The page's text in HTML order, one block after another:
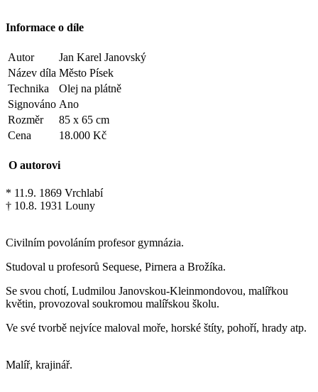
Informace o díle
Autor
Jan Karel Janovský
Název díla Město Písek
Technika
Olej na plátně
Signováno Ano
Rozměr
85 x 65 cm
Cena
18.000 Kč
O autorovi
* 11.9. 1869 Vrchlabí
† 10.8. 1931 Louny
Civilním povoláním profesor gymnázia.
Studoval u profesorů Sequese, Pirnera a Brožíka.
Se svou chotí, Ludmilou Janovskou-Kleinmondovou, malířkou
květin, provozoval soukromou malířskou školu.
Ve své tvorbě nejvíce maloval moře, horské štíty, pohoří, hrady atp.
Malíř, krajinář.